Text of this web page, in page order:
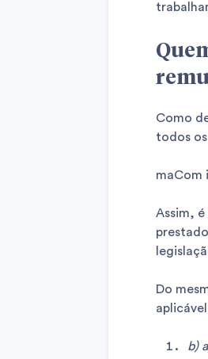
Como
todos
maCom
Assim,
Do
b)